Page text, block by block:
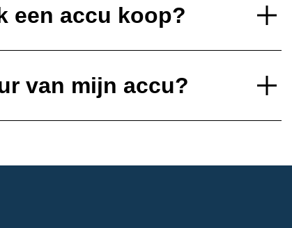
een accu koop?
van mijn accu?